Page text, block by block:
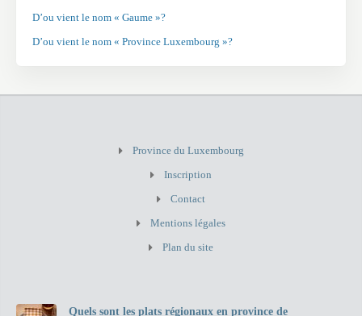
D’ou vient le nom « Gaume »?
D’ou vient le nom « Province Luxembourg »?
Province du Luxembourg
Inscription
Contact
Mentions légales
Plan du site
Quels sont les plats régionaux en province de